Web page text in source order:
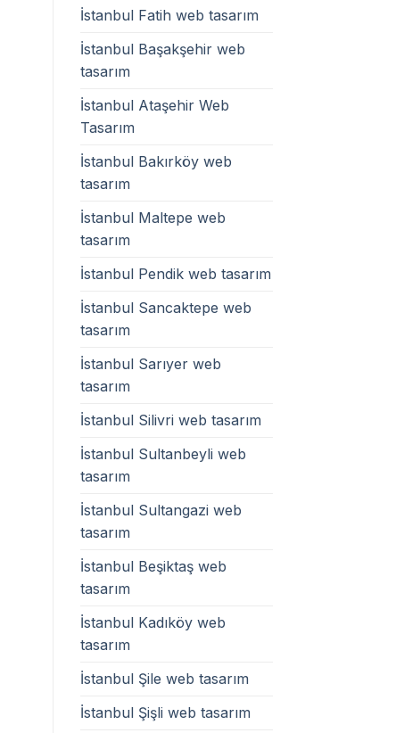
İstanbul Fatih web tasarım
İstanbul Başakşehir web
tasarım
İstanbul Ataşehir Web
Tasarım
İstanbul Bakırköy web
tasarım
İstanbul Maltepe web
tasarım
İstanbul Pendik web tasarım
İstanbul Sancaktepe web
tasarım
İstanbul Sarıyer web
tasarım
İstanbul Silivri web tasarım
İstanbul Sultanbeyli web
tasarım
İstanbul Sultangazi web
tasarım
İstanbul Beşiktaş web
tasarım
İstanbul Kadıköy web
tasarım
İstanbul Şile web tasarım
İstanbul Şişli web tasarım